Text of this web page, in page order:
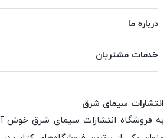
درباره ما
خدمات مشتریان
انتشارات سیمای شرق
به فروشگاه انتشارات سیمای شرق خوش